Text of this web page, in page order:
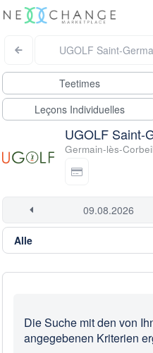
UGOLF Saint-
Teetimes
Leçons Individuelles
UGOLF Saint-
Germain-lès-Corbeil
Die Suche mit den von
angegebenen Kriterien